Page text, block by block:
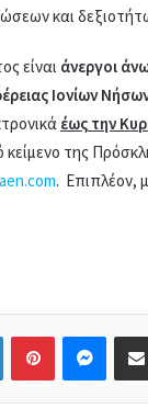
και
είναι άνεργοι
Ιονίων
έως την
της
. Επιπλέον,